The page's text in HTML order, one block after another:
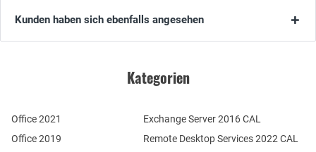
Kunden haben sich ebenfalls angesehen
Kategorien
Office 2021
Office 2019
Remote Desktop Services 2022 CAL
Exchange Server 2016 CAL